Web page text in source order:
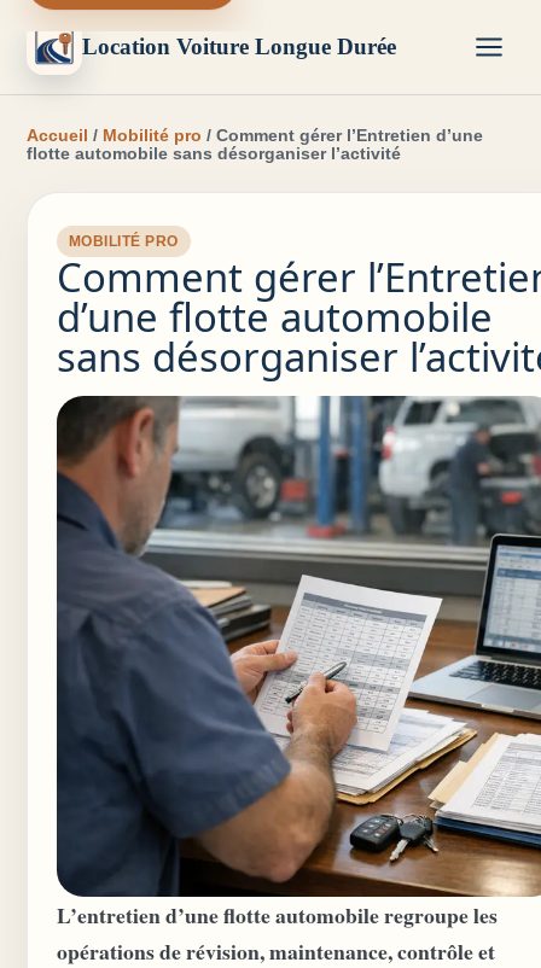
Location Voiture Longue Durée
Accueil / Mobilité pro / Comment gérer l’Entretien d’une
flotte automobile sans désorganiser l’activité
MOBILITÉ PRO
Comment gérer
d’une flotte automobile
sans désorganiser
L’entretien d’une flotte automobile regroupe les
opérations de révision, maintenance, contrôle et